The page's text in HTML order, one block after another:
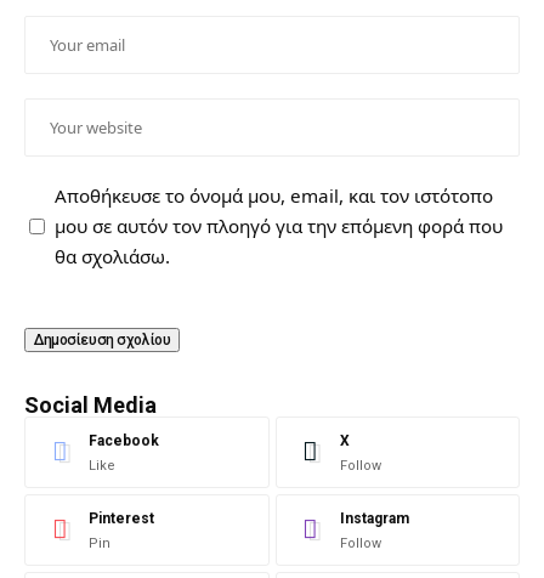
Αποθήκευσε το όνομά μου, email, και τον ιστότοπο
μου σε αυτόν τον πλοηγό για την επόμενη φορά που
θα σχολιάσω.
Social Media
Facebook
Like
X
Follow
Pinterest
Pin
Instagram
Follow